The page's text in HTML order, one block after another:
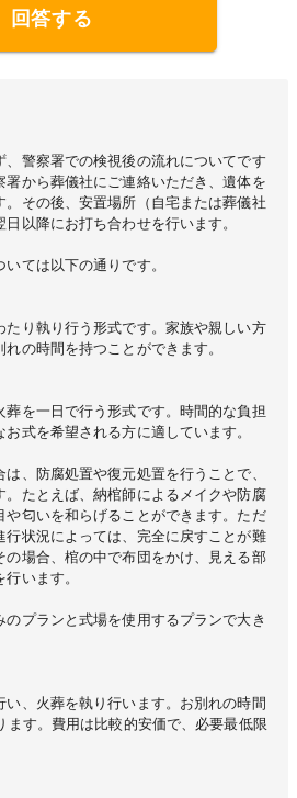
回答する
、警察署での検視後の流れについてです
署から葬儀社にご連絡いただき、遺体を
。その後、安置場所（自宅または葬儀社
以降にお打ち合わせを行います。
ては以下の通りです。
たり執り行う形式です。家族や親しい方
の時間を持つことができます。
葬を一日で行う形式です。時間的な負担
式を希望される方に適しています。
、防腐処置や復元処置を行うことで、
。たとえば、納棺師によるメイクや防腐
や匂いを和らげることができます。ただ
行状況によっては、完全に戻すことが難
の場合、棺の中で布団をかけ、見える部
います。
プランと式場を使用するプランで大き
い、火葬を執り行います。お別れの時間
ます。費用は比較的安価で、必要最低限